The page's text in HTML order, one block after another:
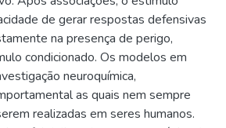
de gerar respostas defensivas
na presença de perigo,
condicionado. Os modelos em
neuroquímica,
as quais nem sempre
realizadas em seres humanos.